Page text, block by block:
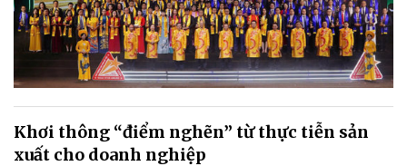
Khơi thông “điểm nghẽn” từ thực tiễn sản
xuất cho doanh nghiệp